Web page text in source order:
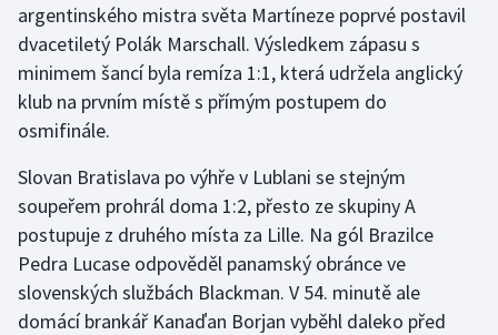
argentinského mistra světa Martíneze poprvé postavil
dvacetiletý Polák Marschall. Výsledkem zápasu s
minimem šancí byla remíza 1:1, která udržela anglický
klub na prvním místě s přímým postupem do
osmifinále.
Slovan Bratislava po výhře v Lublani se stejným
soupeřem prohrál doma 1:2, přesto ze skupiny A
postupuje z druhého místa za Lille. Na gól Brazilce
Pedra Lucase odpověděl panamský obránce ve
slovenských službách Blackman. V 54. minutě ale
domácí brankář Kanaďan Borjan vyběhl daleko před